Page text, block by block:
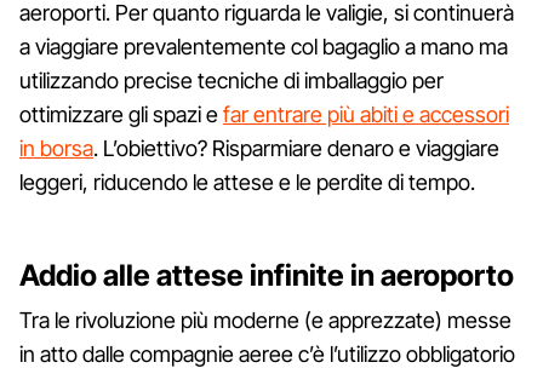
aeroporti. Per quanto riguarda le valigie, si continuerà
a viaggiare prevalentemente col bagaglio a mano ma
utilizzando precise tecniche di imballaggio per
ottimizzare gli spazi efar entrare più abiti e accessori
in borsa. L’obiettivo? Risparmiare denaro e viaggiare
leggeri, riducendo le attese e le perdite di tempo.
Addio alle attese infinite in aeroporto
Tra le rivoluzione più moderne (e apprezzate) messe
in atto dalle compagnie aeree c’è l’utilizzo obbligatorio